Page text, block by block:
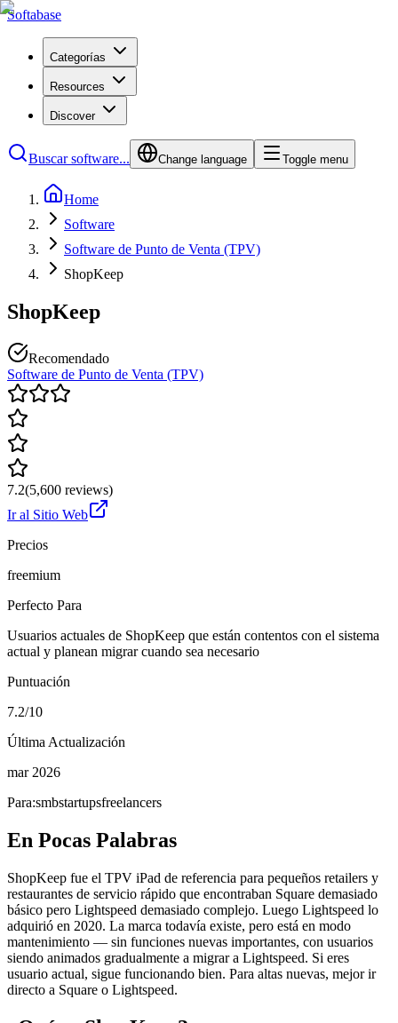
Softabase
Categorías
Resources
Discover
Buscar software... Change language Toggle menu
Home
Software
Software de Punto de Venta (TPV)
ShopKeep
ShopKeep
Recomendado
Software de Punto de Venta (TPV)
7.2(5,600 reviews)
Ir al Sitio Web
Precios
freemium
Perfecto Para
Usuarios actuales de ShopKeep que están contentos con el sistema
actual y planean migrar cuando sea necesario
Puntuación
7.2/10
Última Actualización
mar 2026
Para:smbstartupsfreelancers
En Pocas Palabras
ShopKeep fue el TPV iPad de referencia para pequeños retailers y
restaurantes de servicio rápido que encontraban Square demasiado
básico pero Lightspeed demasiado complejo. Luego Lightspeed lo
adquirió en 2020. La marca todavía existe, pero está en modo
mantenimiento — sin funciones nuevas importantes, con usuarios
siendo animados gradualmente a migrar a Lightspeed. Si eres
usuario actual, sigue funcionando bien. Para altas nuevas, mejor ir
directo a Square o Lightspeed.